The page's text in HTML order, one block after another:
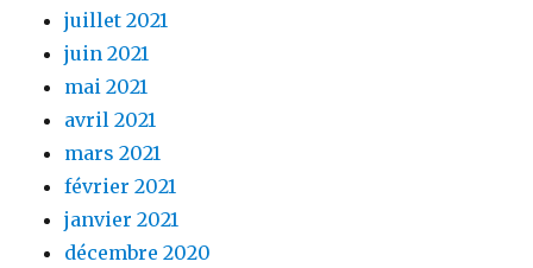
juillet 2021
juin 2021
mai 2021
avril 2021
mars 2021
février 2021
janvier 2021
décembre 2020